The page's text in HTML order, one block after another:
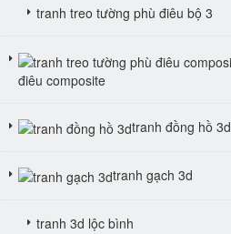
tranh treo tường phù điêu bộ 3
điêu composite
tranh đồng hồ 3d
tranh gạch 3d
tranh 3d lộc bình